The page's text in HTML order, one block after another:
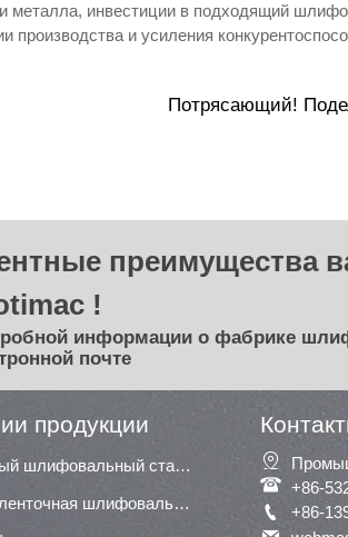
металла, инвестиции в подходящий
и усиления
Потрясающий!
преимущества
!
информации о фабрике
почте
продукции
Сегментный шлифовальный станок
Широкая ленточная шлифовальная машина / шлифовальная машина

 +86-
 +86-